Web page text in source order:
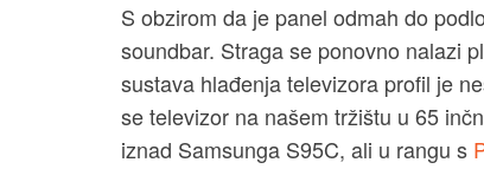
S obzirom da je panel odmah do
soundbar. Straga se ponovno nalazi
sustava hlađenja televizora profil je
se televizor na našem tržištu u 65
iznad Samsunga S95C, ali u rangu s